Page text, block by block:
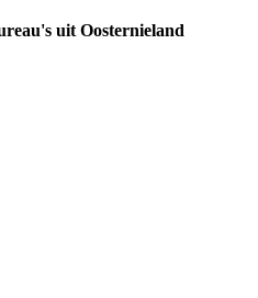
uit Oosternieland